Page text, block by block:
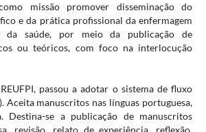
missão promover disseminação do
e da prática profissional da enfermagem
da saúde, por meio da publicação de
ou teóricos, com foco na interlocução
passou a adotar o sistema de fluxo
Aceita manuscritos nas línguas portuguesa,
Destina-se a publicação de manuscritos